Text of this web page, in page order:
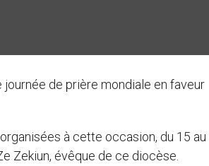
journée de prière mondiale en faveur
à cette occasion, du 15 au
Zekiun, évêque de ce diocèse.